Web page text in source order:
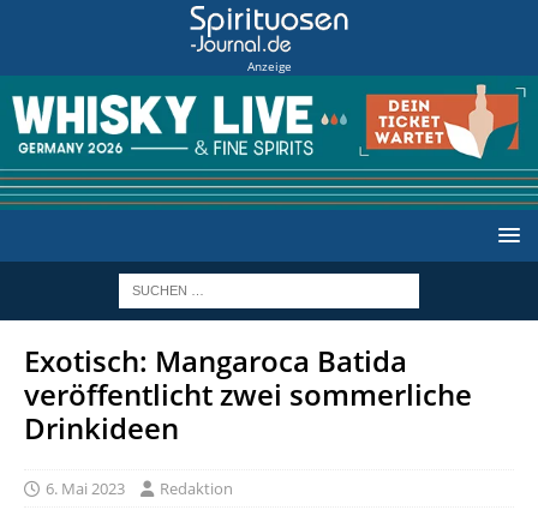
Anzeige
Exotisch: Mangaroca Batida
veröffentlicht zwei sommerliche
Drinkideen
6. Mai 2023 Redaktion